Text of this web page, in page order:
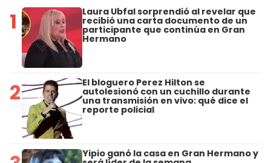
1 Laura Ubfal sorprendió al revelar que
recibió una carta documento de un
participante que continúa en Gran
Hermano
2 El bloguero Perez Hilton se
autolesionó con un cuchillo durante
una transmisión en vivo: qué dice el
reporte policial
Yipio ganó la casa en Gran Hermano y